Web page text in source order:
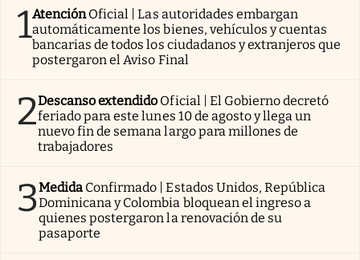
1AtenciónOficial | Las autoridades embargan
automáticamente los bienes, vehículos y cuentas
bancarias de todos los ciudadanos y extranjeros que
postergaron el Aviso Final
2Descanso extendido Oficial | El Gobierno decretó
feriado para este lunes 10 de agosto y llega un
nuevo fin de semana largo para millones de
trabajadores
3Medida Confirmado | Estados Unidos, República
Dominicana y Colombia bloquean el ingreso a
quienes postergaron la renovación de su
pasaporte